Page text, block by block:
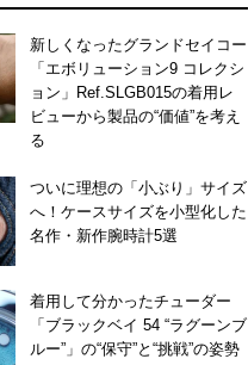
新しくなったグランドセイコー
「エボリューション9 コレクシ
ョン」Ref.SLGB015の着用レ
ビューから製品の“価値”を考え
る
ついに理想の「小ぶり」サイズ
へ！ケースサイズを小型化した
名作・新作腕時計5選
着用して分かったチューダー
「ブラックベイ 54 “ラグーンブ
ルー”」の“保守”と“挑戦”の姿勢